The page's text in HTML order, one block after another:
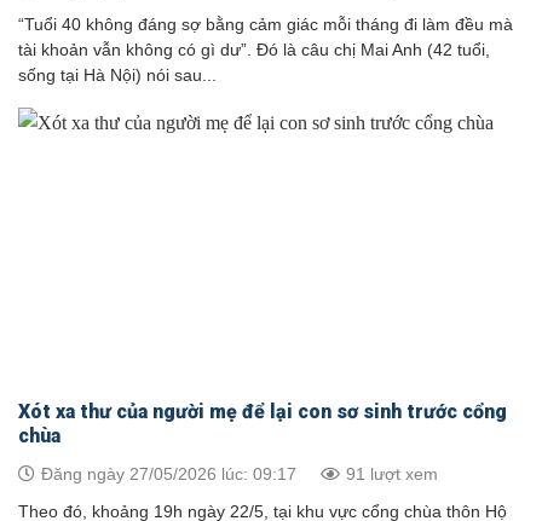
“Tuổi 40 không đáng sợ bằng cảm giác mỗi tháng đi làm đều mà
tài khoản vẫn không có gì dư”. Đó là câu chị Mai Anh (42 tuổi,
sống tại Hà Nội) nói sau...
Xót xa thư của người mẹ để lại con sơ sinh trước cổng
chùa
Đăng ngày 27/05/2026 lúc: 09:17 91 lượt xem
Theo đó, khoảng 19h ngày 22/5, tại khu vực cổng chùa thôn Hộ